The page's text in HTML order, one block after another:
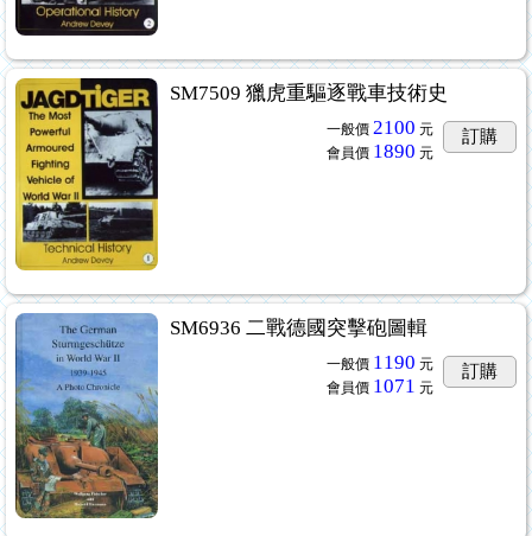
SM7509 獵虎重驅逐戰車技術史
一般價 2100 元
會員價 1890 元
訂購
SM6936 二戰德國突擊砲圖輯
一般價 1190 元
會員價 1071 元
訂購